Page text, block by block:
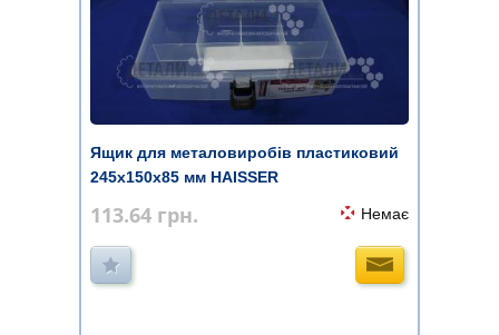
Ящик для металовиробів пластиковий
245х150х85 мм HAISSER
113.64 грн. Немає